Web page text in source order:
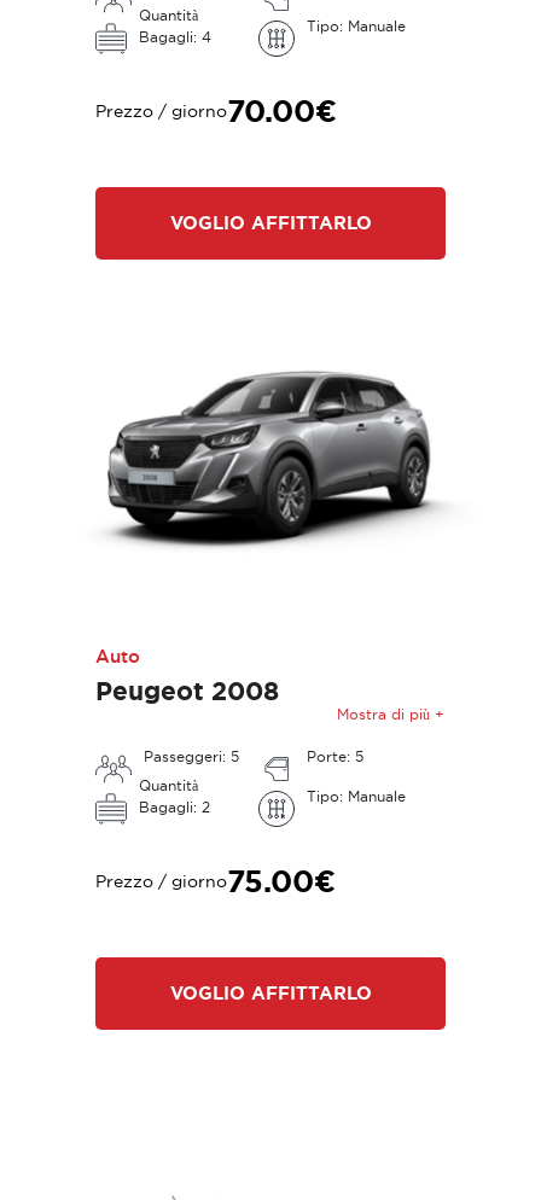
Quantità
Bagagli: 4
Tipo: Manuale
Prezzo / giorno70.00€
VOGLIO AFFITTARLO
Auto
Peugeot 2008
Passeggeri: 5
Porte: 5
Quantità
Bagagli: 2
Tipo: Manuale
Mostra di più +
Prezzo / giorno75.00€
VOGLIO AFFITTARLO